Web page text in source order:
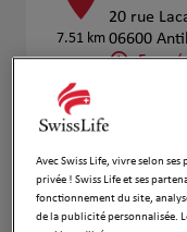
7.51 km
20 rue
06600
Léa
Avec Swiss Life, vivre selon
privée ! Swiss Life et ses
fonctionnement du site,
de la publicité personnalisée.